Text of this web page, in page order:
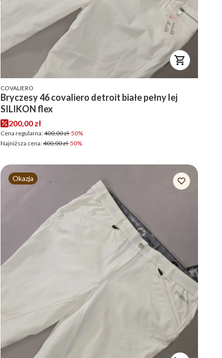
PRODUCENT
COVALIERO
Bryczesy 46 covaliero detroit białe pełny lej
SILIKON flex
Cena promocyjna
200,00 zł
Cena regularna:400,00 zł-50%
Najniższa cena:400,00 zł-50%
Okazja